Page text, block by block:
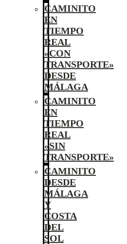
CAMINITO
EN
TIEMPO
REAL
«CON
TRANSPORTE»
DESDE
MÁLAGA
CAMINITO
EN
TIEMPO
REAL
«SIN
TRANSPORTE»
CAMINITO
DESDE
MÁLAGA
Y
COSTA
DEL
SOL